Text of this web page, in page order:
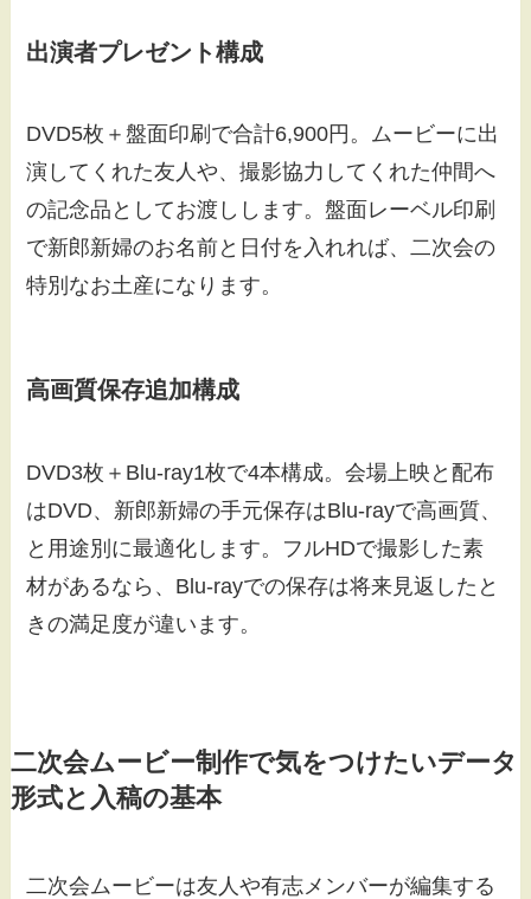
出演者プレゼント構成
DVD5枚＋盤面印刷で合計6,900円。ムービーに出
演してくれた友人や、撮影協力してくれた仲間へ
の記念品としてお渡しします。盤面レーベル印刷
で新郎新婦のお名前と日付を入れれば、二次会の
特別なお土産になります。
高画質保存追加構成
DVD3枚＋Blu-ray1枚で4本構成。会場上映と配布
はDVD、新郎新婦の手元保存はBlu-rayで高画質、
と用途別に最適化します。フルHDで撮影した素
材があるなら、Blu-rayでの保存は将来見返したと
きの満足度が違います。
二次会ムービー制作で気をつけたいデータ
形式と入稿の基本
二次会ムービーは友人や有志メンバーが編集する